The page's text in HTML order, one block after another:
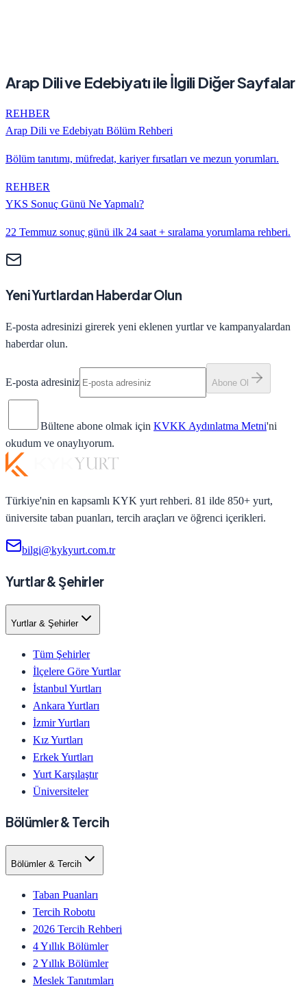
Arap Dili ve Edebiyatıile İlgili Diğer Sayfalar
REHBER
Arap Dili ve Edebiyatı Bölüm Rehberi
Bölüm tanıtımı, müfredat, kariyer fırsatları ve mezun yorumları.
REHBER
YKS Sonuç Günü Ne Yapmalı?
22 Temmuz sonuç günü ilk 24 saat + sıralama yorumlama rehberi.
Yeni Yurtlardan Haberdar Olun
E-posta adresinizi girerek yeni eklenen yurtlar ve kampanyalardan
haberdar olun.
E-posta adresiniz Abone Ol
Bültene abone olmak için KVKK Aydınlatma Metni'ni
okudum ve onaylıyorum.
Türkiye'nin en kapsamlı KYK yurt rehberi. 81 ilde 850+ yurt,
üniversite taban puanları, tercih araçları ve öğrenci içerikleri.
bilgi@kykyurt.com.tr
Yurtlar & Şehirler
Yurtlar & Şehirler
Tüm Şehirler
İlçelere Göre Yurtlar
İstanbul Yurtları
Ankara Yurtları
İzmir Yurtları
Kız Yurtları
Erkek Yurtları
Yurt Karşılaştır
Üniversiteler
Bölümler & Tercih
Bölümler & Tercih
Taban Puanları
Tercih Robotu
2026 Tercih Rehberi
4 Yıllık Bölümler
2 Yıllık Bölümler
Meslek Tanıtımları